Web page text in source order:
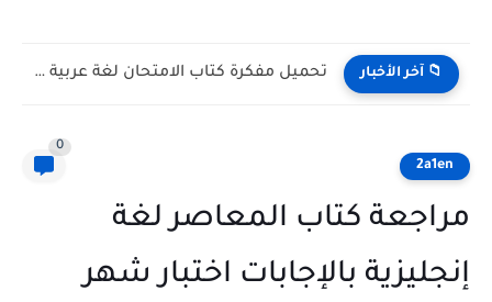
📁 آخر الأخبار تحميل ملحق كتاب الامتحان لغة عربية الصف الثالث الإعدادي الترم...
2a1en
0
مراجعة كتاب المعاصر لغة
إنجليزية بالإجابات اختبار شهر